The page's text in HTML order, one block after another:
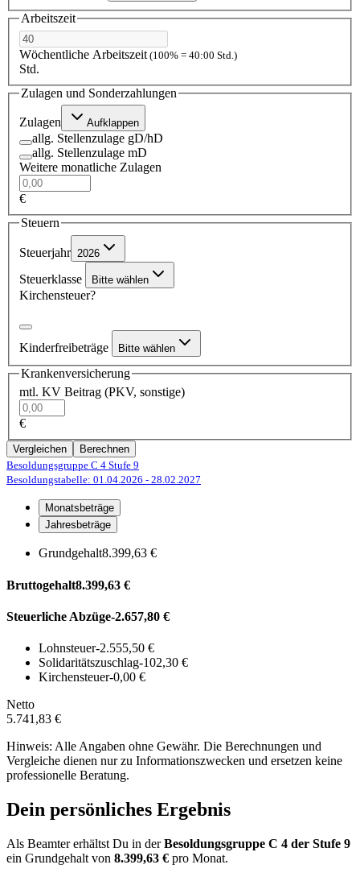
Arbeitszeit
Wöchentliche Arbeitszeit (100% = 40:00 Std.)
Std.
Zulagen und Sonderzahlungen
Zulagen Aufklappen
allg. Stellenzulage gD/hD
allg. Stellenzulage mD
Weitere monatliche Zulagen
€
Steuern
Steuerjahr 2026
Steuerklasse Bitte wählen
Kirchensteuer?
Kinderfreibeträge Bitte wählen
Krankenversicherung
mtl. KV Beitrag (PKV, sonstige)
€
Vergleichen
Berechnen
Besoldungsgruppe C 4 Stufe 9
Besoldungstabelle: 01.04.2026 - 28.02.2027
Monatsbeträge
Jahresbeträge
Grundgehalt8.399,63 €
Bruttogehalt8.399,63 €
Steuerliche Abzüge-2.657,80 €
Lohnsteuer-2.555,50 €
Solidaritätszuschlag-102,30 €
Kirchensteuer-0,00 €
Netto
5.741,83 €
Hinweis: Alle Angaben ohne Gewähr. Die Berechnungen und
Vergleiche dienen nur zu Informationszwecken und ersetzen keine
professionelle Beratung.
Dein persönliches Ergebnis
Als Beamter erhältst Du in derBesoldungsgruppe C 4 der Stufe 9
ein Grundgehalt von 8.399,63 € pro Monat.